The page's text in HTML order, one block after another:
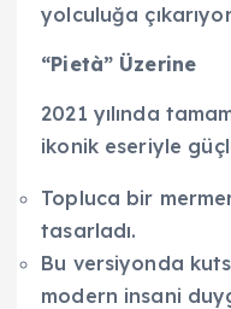
yolculuğa
“Pietà” Üzerine
2021 yılında
ikonik eseriyle
Topluca bir
tasarladı.
Bu versiyonda
modern insani